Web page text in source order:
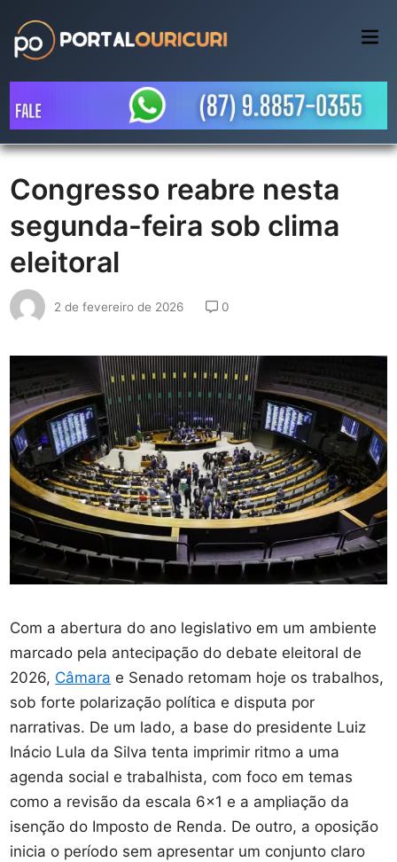
content
Congresso reabre nesta
segunda-feira sob clima
eleitoral
2 de fevereiro de 2026 0
Com a abertura do ano legislativo em um ambiente
marcado pela antecipação do debate eleitoral de
2026, Câmara e Senado retomam hoje os trabalhos,
sob forte polarização política e disputa por
narrativas. De um lado, a base do presidente Luiz
Inácio Lula da Silva tenta imprimir ritmo a uma
agenda social e trabalhista, com foco em temas
como a revisão da escala 6×1 e a ampliação da
isenção do Imposto de Renda. De outro, a oposição
inicia o período sem apresentar um conjunto claro